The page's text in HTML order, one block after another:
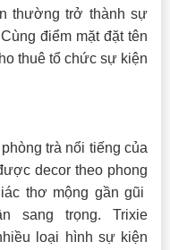
thường trở thành sự
điểm mặt đặt tên
thuê tổ chức sự kiện
trà nổi tiếng của
decor theo phong
thơ mộng gần gũi
sang trọng. Trixie
loại hình sự kiện